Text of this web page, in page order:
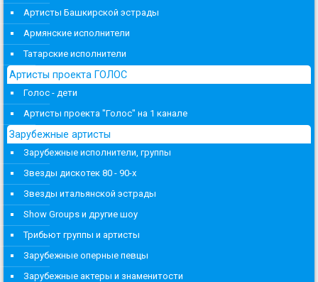
Артисты Башкирской эстрады
Армянские исполнители
Татарские исполнители
Артисты проекта ГОЛОС
Голос - дети
Артисты проекта "Голос" на 1 канале
Зарубежные артисты
Зарубежные исполнители, группы
Звезды дискотек 80 - 90-х
Звезды итальянской эстрады
Show Groups и другие шоу
Трибьют группы и артисты
Зарубежные оперные певцы
Зарубежные актеры и знаменитости